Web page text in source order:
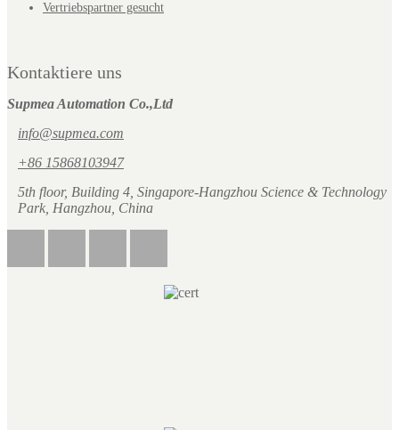
Vertriebspartner gesucht
Kontaktiere uns
Supmea Automation Co.,Ltd
info@supmea.com
+86 15868103947
5th floor, Building 4, Singapore-Hangzhou Science & Technology
Park, Hangzhou, China